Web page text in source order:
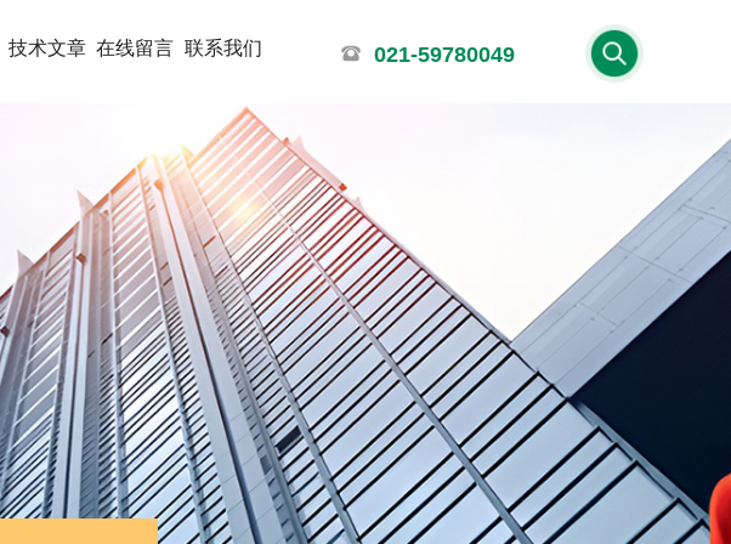
技术文章 在线留言 联系我们 021-59780049